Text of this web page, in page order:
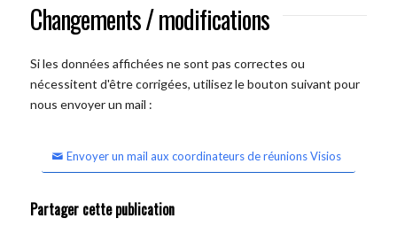
Changements / modifications
Si les données affichées ne sont pas correctes ou
nécessitent d'être corrigées, utilisez le bouton suivant pour
nous envoyer un mail :
Envoyer un mail aux coordinateurs de réunions Visios
Partager cette publication